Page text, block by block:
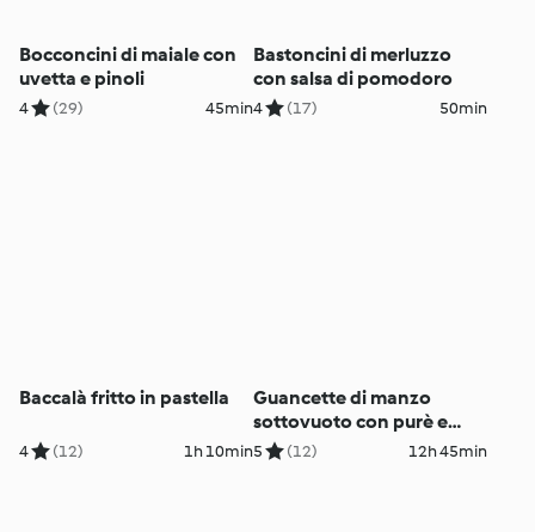
Bocconcini di maiale con
uvetta e pinoli
4 (29) 45min
Bastoncini di merluzzo
con salsa di pomodoro
4 (17) 50min
Baccalà fritto in pastella
4 (12) 1h 10min
Guancette di manzo
sottovuoto con purè e
spinaci
5 (12) 12h 45min